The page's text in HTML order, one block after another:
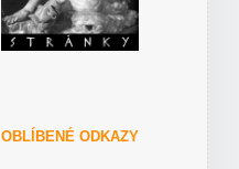
OBLÍBENÉ ODKAZY